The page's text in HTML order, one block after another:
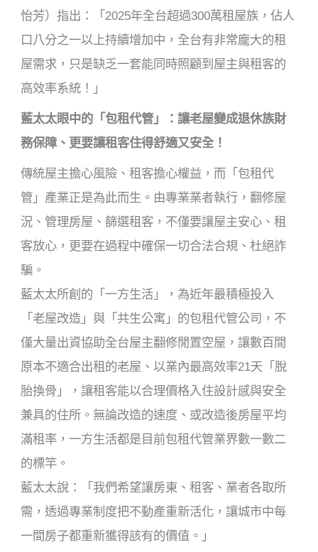
怡芳）指出：「2025年全台超過300萬租屋族，佔人
口八分之一以上持續增加中，全台有非常龐大的租
屋需求，只是缺乏一套能同時照顧到屋主與租客的
高效率系統！」
藍太太眼中的「包租代管」：讓老屋變成退休族財
務保障、更要讓租客住得舒適又安全！
傳統屋主擔心風險、租客擔心權益，而「包租代
管」產業正是為此而生。由專業業者執行，翻修屋
況、管理房屋、篩選租客，不僅要讓屋主安心、租
客放心，更要在過程中確保一切合法合規、杜絕詐
騙。
藍太太所創的「一方生活」，為近年最積極投入
「老屋改造」與「共生公寓」的包租代管公司，不
僅大量出資協助全台屋主翻修閒置空屋，讓數百間
原本不適合出租的老屋、以業內最高效率21天「脫
胎換骨」，讓租客能以合理價格入住設計感與安全
兼具的住所。無論改造的速度、或改造後房屋平均
滿租率，一方生活都是目前包租代管業界數一數二
的標竿。
藍太太說：「我們希望讓房東、租客、業者各取所
需，透過專業制度把不動產重新活化，讓城市中每
一間房子都重新獲得該有的價值。」